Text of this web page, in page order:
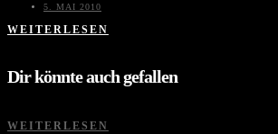
5. MAI 2010
WEITERLESEN
Dir könnte auch gefallen
WEITERLESEN